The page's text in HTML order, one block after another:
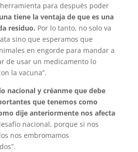
para después poder
tiene la ventaja de que es una
residuo. Por lo tanto, no solo va
sino que esperamos que
en engorde para mandar a
de usar un medicamento lo
la vacuna”.
nacional y créanme que debe
que tenemos como
dije anteriormente nos afecta
nacional, porque si nos
nos embromamos